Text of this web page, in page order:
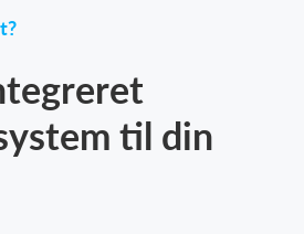
til din